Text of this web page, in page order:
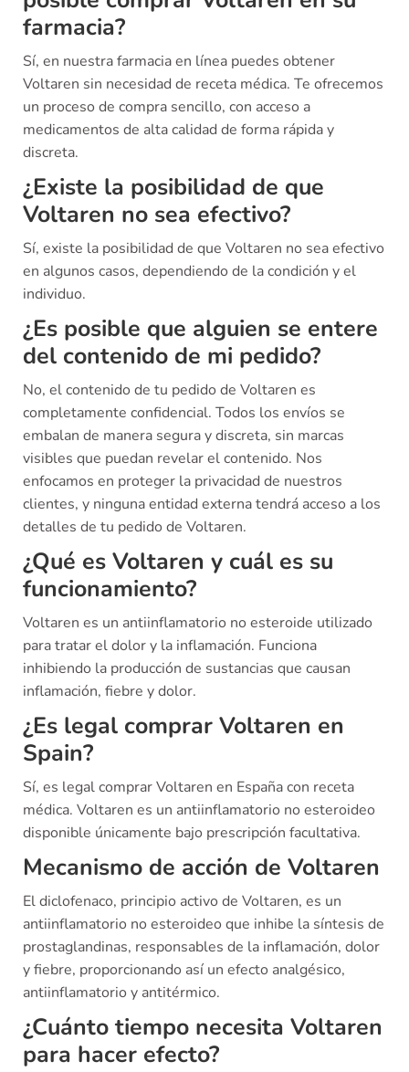
farmacia?
Sí, en nuestra farmacia en línea puedes obtener
Voltaren sin necesidad de receta médica. Te ofrecemos
un proceso de compra sencillo, con acceso a
medicamentos de alta calidad de forma rápida y
discreta.
¿Existe la posibilidad de que
Voltaren no sea efectivo?
Sí, existe la posibilidad de que Voltaren no sea efectivo
en algunos casos, dependiendo de la condición y el
individuo.
¿Es posible que alguien se entere
del contenido de mi pedido?
No, el contenido de tu pedido de Voltaren es
completamente confidencial. Todos los envíos se
embalan de manera segura y discreta, sin marcas
visibles que puedan revelar el contenido. Nos
enfocamos en proteger la privacidad de nuestros
clientes, y ninguna entidad externa tendrá acceso a los
detalles de tu pedido de Voltaren.
¿Qué es Voltaren y cuál es su
funcionamiento?
Voltaren es un antiinflamatorio no esteroide utilizado
para tratar el dolor y la inflamación. Funciona
inhibiendo la producción de sustancias que causan
inflamación, fiebre y dolor.
¿Es legal comprar Voltaren en
Spain?
Sí, es legal comprar Voltaren en España con receta
médica. Voltaren es un antiinflamatorio no esteroideo
disponible únicamente bajo prescripción facultativa.
Mecanismo de acción de Voltaren
El diclofenaco, principio activo de Voltaren, es un
antiinflamatorio no esteroideo que inhibe la síntesis de
prostaglandinas, responsables de la inflamación, dolor
y fiebre, proporcionando así un efecto analgésico,
antiinflamatorio y antitérmico.
¿Cuánto tiempo necesita Voltaren
para hacer efecto?